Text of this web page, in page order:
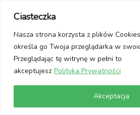
Ciasteczka
Nasza strona korzysta z plików
określa go Twoja przeglądarka w
Przeglądając tę witrynę w pełni to
akceptujesz Polityka Prywatności
Akceptacja
Usuwanie wirusów ze stron